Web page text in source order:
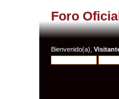
Foro
Bienvenido(a),